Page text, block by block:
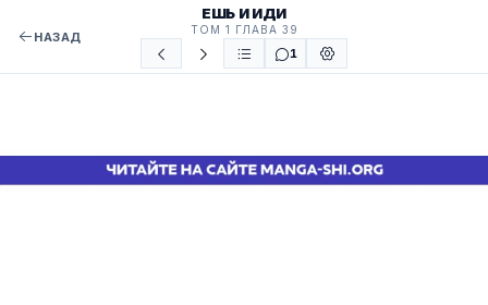
НАЗАД
ЕШЬ И ИДИ
ТОМ 1 ГЛАВА 39
1